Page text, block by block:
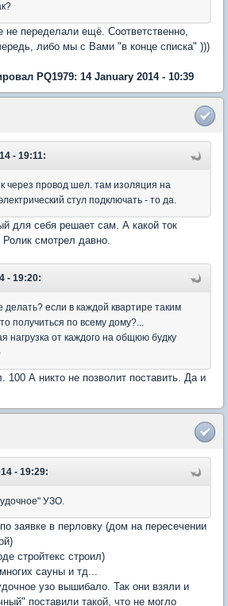
не переделали ещё. Соответственно,
либо мы с Вами "в конце списка" )))
PQ1979: 14 January 2014 - 10:39
- 19:11:
через провод шел. там изоляция на
стул подключать - то да.
для себя решает сам. А какой ток
смотрел давно.
- 19:20:
если в каждой квартире таким
получиться по всему дому?...
нагрузка от каждого на общюю будку
100 А никто не позволит поставить. Да и
- 19:29:
УЗО.
заявке в перловку (дом на пересечении
стройтекс строил)
сауны и тд...
узо вышибало. Так они взяли и
поставили такой, что не могло